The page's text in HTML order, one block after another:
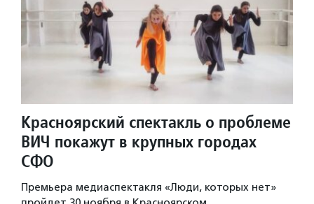
Красноярский спектакль о проблеме
ВИЧ покажут в крупных городах
СФО
Премьера медиаспектакля «Люди, которых нет»